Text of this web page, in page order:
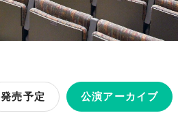
発売予定 公演アーカイブ